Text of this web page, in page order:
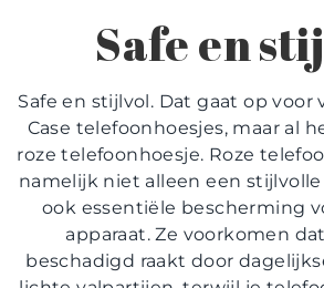
Safe en
Safe en stijlvol. Dat gaat op voor
Case telefoonhoesjes, maar al
roze telefoonhoesje. Roze
namelijk niet alleen een
ook essentiële bescherming
apparaat. Ze voorkomen
beschadigd raakt door